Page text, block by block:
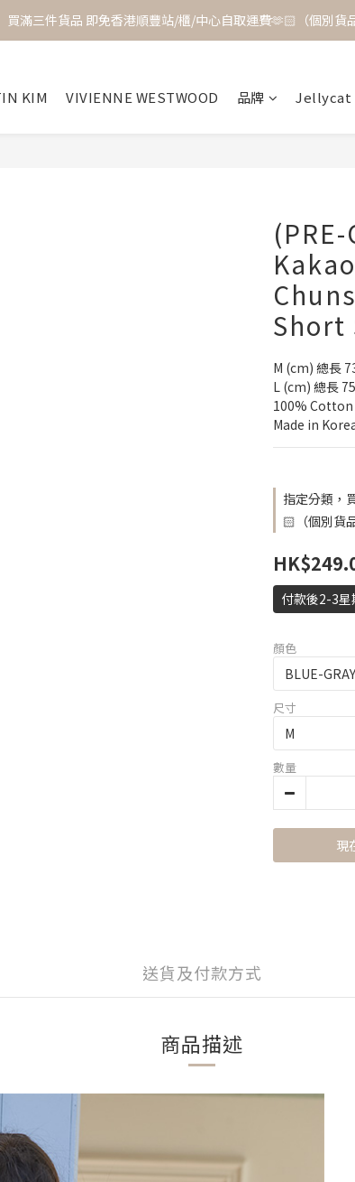
買滿三件貨品 即免香港順豐站/櫃/中心自取運費🫶🏻（個別貨
KIM VIVIENNE WESTWOOD 品牌 Jellycat
(PRE-
Short
M (cm) 總長
L (cm) 總長
100% Cotton
Made in
指定分類，
🏻（個別貨
付款後2-3星
顏色
尺寸
數量
現
送貨及付款方式
商品描述